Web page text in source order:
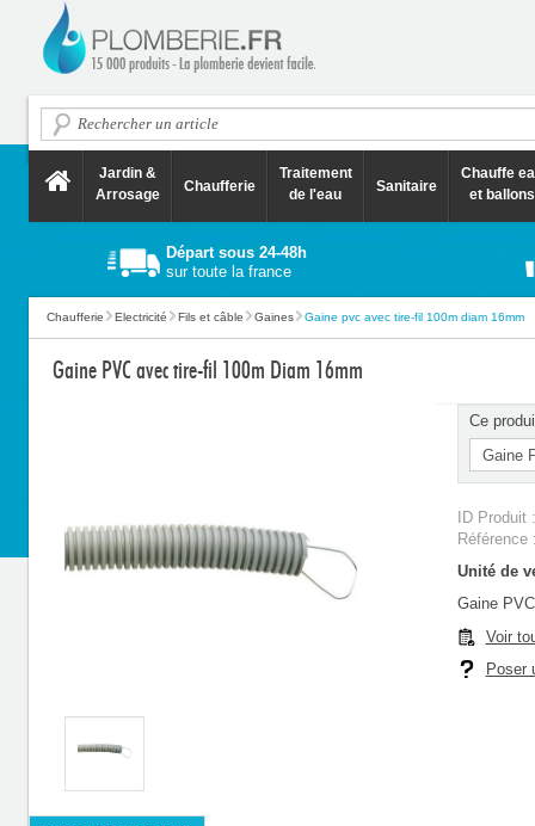
Jardin &
Arrosage
Chaufferie
Traitement
de l'eau
Sanitaire
Chauffe
et ballons
Départ sous 24-48h
sur toute la france
Chaufferie Electricité Fils et câble Gaines Gaine pvc avec tire-fil 100m diam 16mm
Gaine PVC avec tire-fil 100m Diam 16mm
Ce
ID Produit
Unité de
Gaine
Voir
Poser